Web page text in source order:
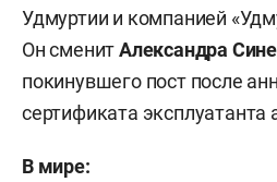
Удмуртии и компанией
Он сменитАлександра
покинувшего пост после
сертификата эксплуатанта
В мире: